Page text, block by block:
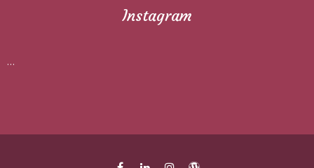
Instagram
…